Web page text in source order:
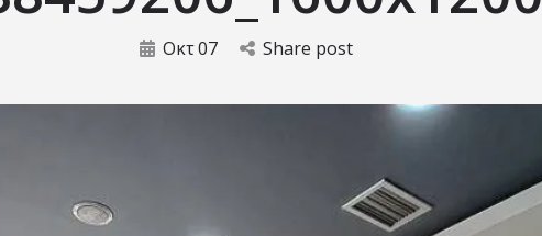
Οκτ07 Share post